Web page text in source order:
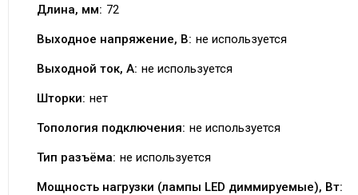
Длина, мм: 72
Выходное напряжение, В: не используется
Выходной ток, А: не используется
Шторки: нет
Топология подключения: не используется
Тип разъёма: не используется
Мощность нагрузки (лампы LED диммируемые), Вт: